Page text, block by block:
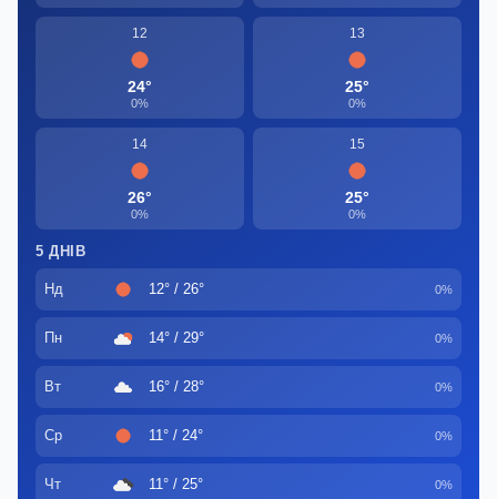
12
24°
0%
13
25°
0%
14
26°
0%
15
25°
0%
5 ДНІВ
Нд 12° / 26° 0%
Пн 14° / 29° 0%
Вт 16° / 28° 0%
Ср 11° / 24° 0%
Чт 11° / 25° 0%